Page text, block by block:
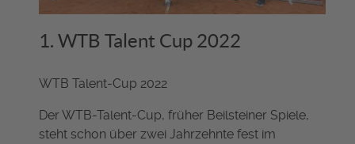
1. WTB Talent Cup 2022
WTB Talent-Cup 2022
Der WTB-Talent-Cup, früher Beilsteiner Spiele,
steht schon über zwei Jahrzehnte fest im